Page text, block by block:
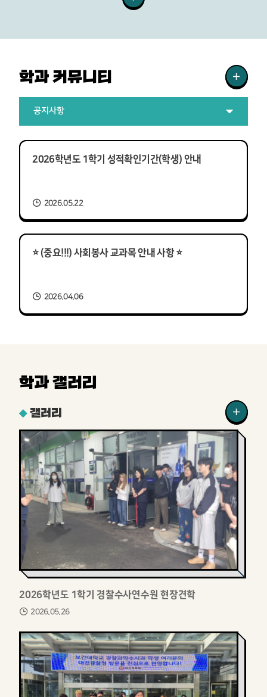
학과 커뮤니티
공지사항
2026학년도 1학기 성적확인기간(학생) 안내
2026.05.22
⭐ (중요!!!) 사회봉사 교과목 안내 사항 ⭐
2026.04.06
학과 갤러리
갤러리
2026학년도 1학기 경찰수사연수원 현장견학
2026.05.26